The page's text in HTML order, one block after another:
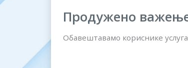
Продужено
Обавештавамо кориснике